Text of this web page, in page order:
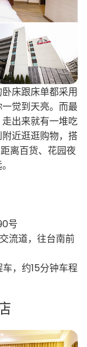
床跟床单都采用
觉到天亮。而最
出来就有一堆吃
近逛逛购物，搭
离百货、花园夜
号
流道，往台南前
，约15分钟车程